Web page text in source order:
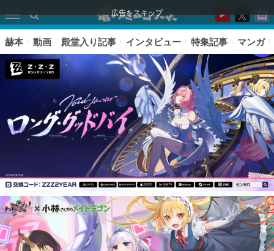
広告をスキップ
ピックアップ
電ファミのいま読まれている記事ランキング
赫本 動画 殿堂入り記事 インタビュー 特集記事 マンガ